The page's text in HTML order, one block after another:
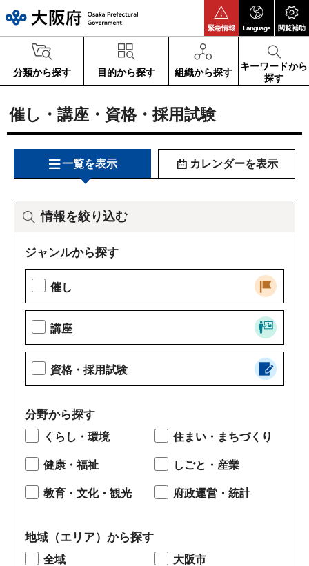
緊急情報 Language 閲覧補助
分類から探す 目的から探す 組織から探す
キーワードから
探す
催し・講座・資格・採用試験
一覧を表示 カレンダーを表示
情報を絞り込む
ジャンルから探す
催し
講座
資格・採用試験
分野から探す
くらし・環境 住まい・まちづくり
健康・福祉 しごと・産業
教育・文化・観光 府政運営・統計
地域（エリア）から探す
全域 大阪市